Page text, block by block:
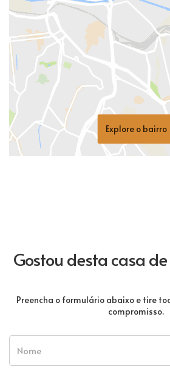
Explore o bairro
Gostou desta casa
Preencha o formulário abaixo e tire
compromisso.